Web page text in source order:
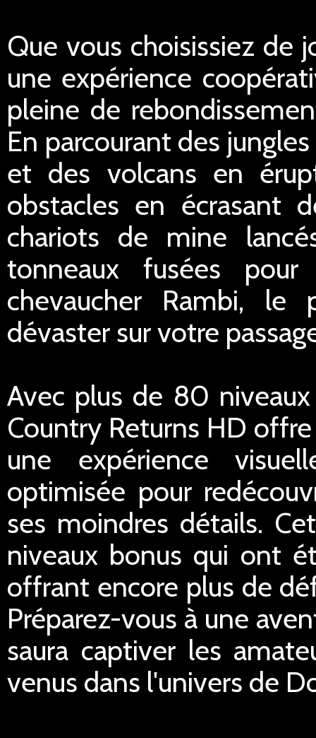
Que vous choisissiez de
une expérience
pleine de
En parcourant des
et des volcans en
obstacles en écrasant
chariots de mine
tonneaux fusées
chevaucher Rambi, le
dévaster sur votre
Avec plus de 80
Country Returns HD
une expérience
optimisée pour
ses moindres détails.
niveaux bonus qui ont
offrant encore plus de
Préparez-vous à une
saura captiver les
venus dans l'univers de